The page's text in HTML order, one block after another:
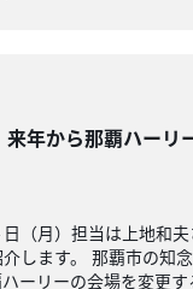
来年から那覇ハーリ
（月）担当は上地和
します。 那覇市の知
ーリーの会場を変更